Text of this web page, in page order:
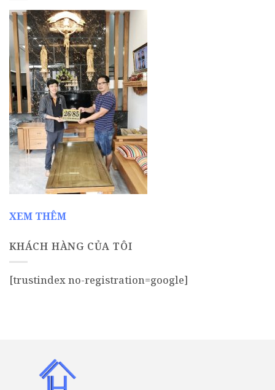
XEM THÊM
KHÁCH HÀNG CỦA TÔI
[trustindex no-registration=google]